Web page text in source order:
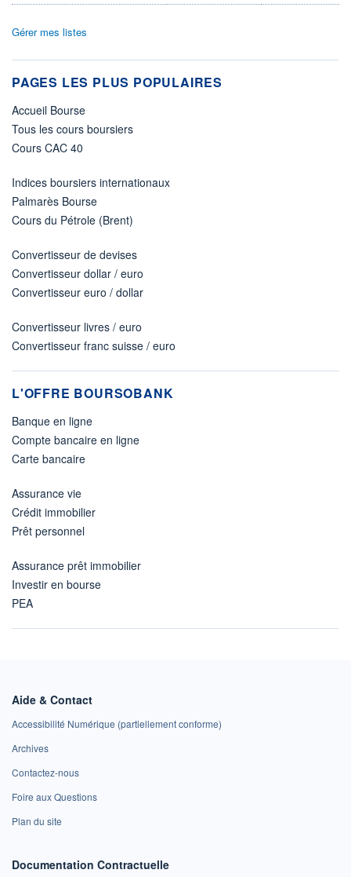
Gérer mes listes
PAGES LES PLUS POPULAIRES
Accueil Bourse
Tous les cours boursiers
Cours CAC 40
Indices boursiers internationaux
Palmarès Bourse
Cours du Pétrole (Brent)
Convertisseur de devises
Convertisseur dollar / euro
Convertisseur euro / dollar
Convertisseur livres / euro
Convertisseur franc suisse / euro
L'OFFRE BOURSOBANK
Banque en ligne
Compte bancaire en ligne
Carte bancaire
Assurance vie
Crédit immobilier
Prêt personnel
Assurance prêt immobilier
Investir en bourse
PEA
Aide & Contact
Accessibilité Numérique (partiellement conforme)
Archives
Contactez-nous
Foire aux Questions
Plan du site
Documentation Contractuelle